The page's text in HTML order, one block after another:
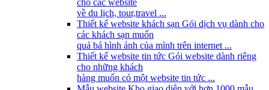
cho các website
về du lịch, tour,travel ...
Thiết kế website khách sạn Gói dịch vụ dành cho
các khách sạn muốn
quả bá hình ảnh của mình trên internet ...
Thiết kế website tin tức Gói website dành riêng
cho những khách
hàng muốn có một website tin tức ...